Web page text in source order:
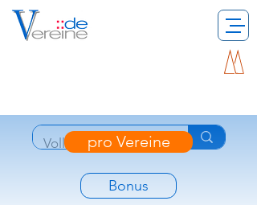
pro Vereine
Bonus